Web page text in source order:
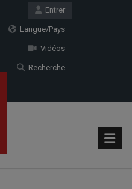
Entrer
Langue/Pays
Vidéos
Recherche